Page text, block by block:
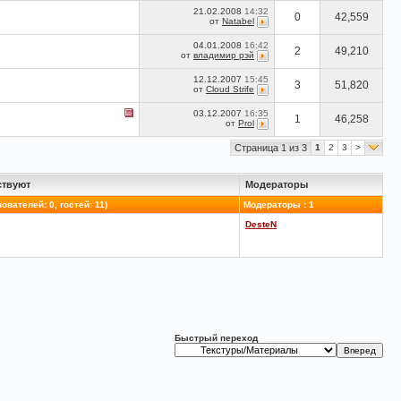
21.02.2008 14:32
от Natabel 0 42,559
04.01.2008 16:42
от владимир рэй 2 49,210
12.12.2007 15:45
от Cloud Strife 3 51,820
03.12.2007 16:35
от Prol 1 46,258
Страница 1 из 3 1 2 3 >
Модераторы
0, гостей: 11) Модераторы : 1
DesteN
Быстрый переход